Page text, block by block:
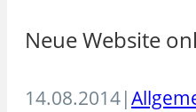
Neue Website
14.08.2014|